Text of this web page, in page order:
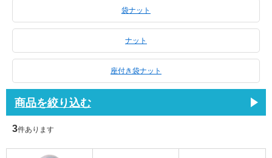
袋ナット
ナット
座付き袋ナット
商品を絞り込む
3件あります